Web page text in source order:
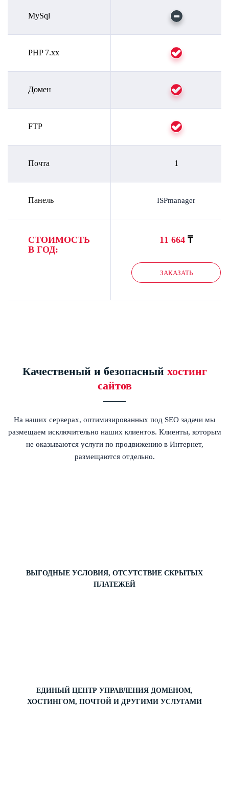
MySql
PHP 7.xx
Домен
FTP
Почта 1
Панель ISPmanager
СТОИМОСТЬ
В ГОД:
11 664 ₸
ЗАКАЗАТЬ
Качественый и безопасный хостинг
сайтов
На наших серверах, оптимизированных под SEO задачи мы
размещаем исключительно наших клиентов. Клиенты, которым
не оказываются услуги по продвижению в Интернет,
размещаются отдельно.
ВЫГОДНЫЕ УСЛОВИЯ, ОТСУТСТВИЕ СКРЫТЫХ
ПЛАТЕЖЕЙ
ЕДИНЫЙ ЦЕНТР УПРАВЛЕНИЯ ДОМЕНОМ,
ХОСТИНГОМ, ПОЧТОЙ И ДРУГИМИ УСЛУГАМИ